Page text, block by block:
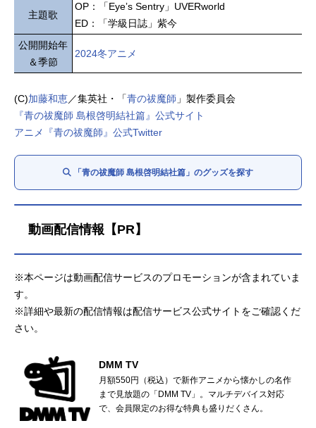
主題歌
OP：「Eyeʼs Sentry」UVERworld
ED：「学級日誌」紫今
公開開始年
＆季節
2024冬アニメ
(C)加藤和恵／集英社・「青の祓魔師 」製作委員会
『青の祓魔師 島根啓明結社篇』公式サイト
アニメ『青の祓魔師』公式Twitter
「青の祓魔師 島根啓明結社篇」のグッズを探す
動画配信情報【PR】
※本ページは動画配信サービスのプロモーションが含まれていま
す。
※詳細や最新の配信情報は配信サービス公式サイトをご確認くだ
さい。
DMM TV
月額550円（税込）で新作アニメから懐かしの名作
まで見放題の「DMM TV」。マルチデバイス対応
で、会員限定のお得な特典も盛りだくさん。